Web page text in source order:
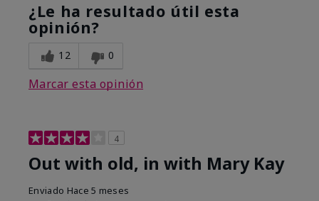
¿Le ha resultado útil esta
opinión?
12 0
Marcar esta opinión
4
Out with old, in with Mary Kay
Enviado Hace 5 meses